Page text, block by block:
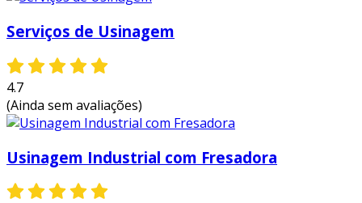
Serviços de Usinagem
4.7
(Ainda sem avaliações)
Usinagem Industrial com Fresadora